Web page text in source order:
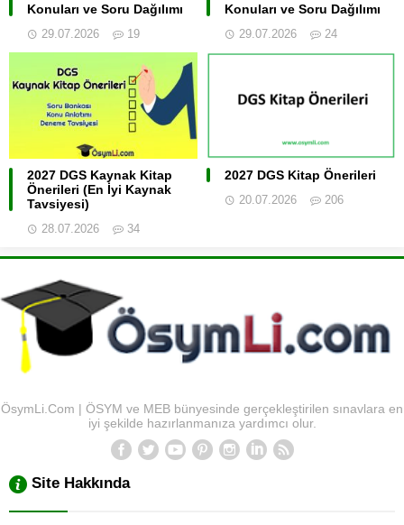
Konuları ve Soru Dağılımı
29.07.2026 19
Konuları ve Soru Dağılımı
29.07.2026 24
2027 DGS Kaynak Kitap
Önerileri (En İyi Kaynak
Tavsiyesi)
28.07.2026 34
2027 DGS Kitap Önerileri
20.07.2026 206
ÖsymLi.Com | ÖSYM ve MEB bünyesinde gerçekleştirilen sınavlara en
iyi şekilde hazırlanmanıza yardımcı olur.
Site Hakkında